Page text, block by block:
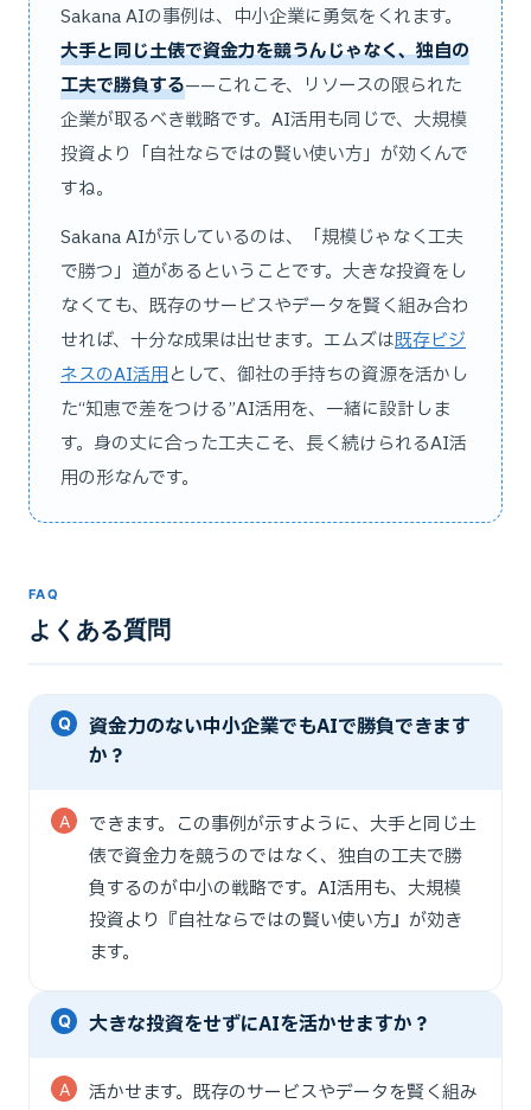
Sakana AIの事例は、中小企業に勇気をくれます。
大手と同じ土俵で資金力を競うんじゃなく、独自の
工夫で勝負する——これこそ、リソースの限られた
企業が取るべき戦略です。AI活用も同じで、大規模
投資より「自社ならではの賢い使い方」が効くんで
すね。
Sakana AIが示しているのは、「規模じゃなく工夫
で勝つ」道があるということです。大きな投資をし
なくても、既存のサービスやデータを賢く組み合わ
せれば、十分な成果は出せます。エムズは既存ビジ
ネスのAI活用として、御社の手持ちの資源を活かし
た“知恵で差をつける”AI活用を、一緒に設計しま
す。身の丈に合った工夫こそ、長く続けられるAI活
用の形なんです。
FAQ
よくある質問
資金力のない中小企業でもAIで勝負できます
か？
できます。この事例が示すように、大手と同じ土
俵で資金力を競うのではなく、独自の工夫で勝
負するのが中小の戦略です。AI活用も、大規模
投資より『自社ならではの賢い使い方』が効き
ます。
大きな投資をせずにAIを活かせますか？
活かせます。既存のサービスやデータを賢く組み